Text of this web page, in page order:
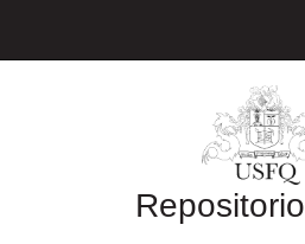
Repositorio